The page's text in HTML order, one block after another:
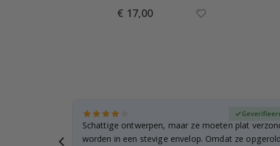
Special
Price
€ 17,00
Schattige ontwerpen, maar ze moeten plat
worden in een stevige envelop. Omdat ze